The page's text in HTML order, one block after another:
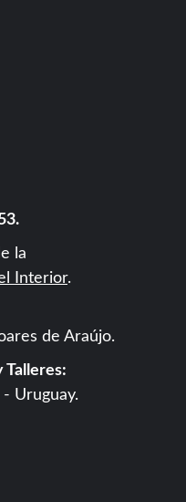
la
Interior.
de Araújo.
Uruguay.